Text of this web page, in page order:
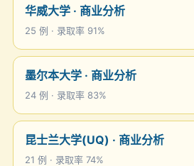
华威大学 · 商业分析
25 例 · 录取率 91%
墨尔本大学 · 商业分析
24 例 · 录取率 83%
昆士兰大学(UQ) · 商业分析
21 例 · 录取率 74%